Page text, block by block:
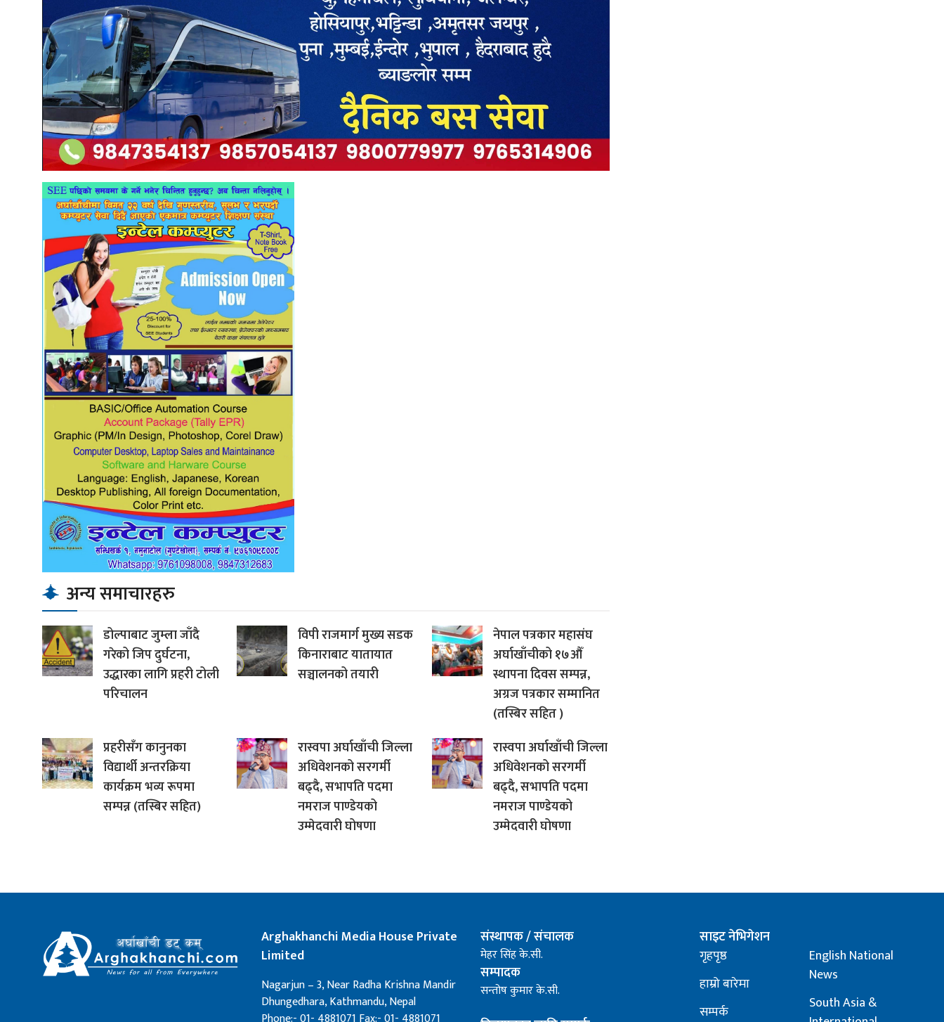
अन्य समाचारहरु
डोल्पाबाट जुम्ला जाँदै
गरेको जिप दुर्घटना,
उद्धारका लागि प्रहरी टोली
परिचालन
विपी राजमार्ग मुख्य सडक
किनाराबाट यातायात
सञ्चालनको तयारी
नेपाल पत्रकार महासंघ
अर्घाखाँचीको १७औँ
स्थापना दिवस सम्पन्न,
अग्रज पत्रकार सम्मानित
(तस्बिर सहित )
प्रहरीसँग कानुनका
विद्यार्थी अन्तरक्रिया
कार्यक्रम भव्य रूपमा
सम्पन्न (तस्बिर सहित)
रास्वपा अर्घाखाँची जिल्ला
अधिवेशनको सरगर्मी
बढ्दै, सभापति पदमा
नमराज पाण्डेयको
उम्मेदवारी घोषणा
रास्वपा अर्घाखाँची जिल्ला
अधिवेशनको सरगर्मी
बढ्दै, सभापति पदमा
नमराज पाण्डेयको
उम्मेदवारी घोषणा
Arghakhanchi Media House Private
Limited
Nagarjun – 3, Near Radha Krishna Mandir
Dhungedhara, Kathmandu, Nepal
संस्थापक / संचालक
मेहर सिंह के.सी.
सम्पादक
सन्तोष कुमार के.सी.
साइट नेभिगेशन
गृहपृष्ठ
हाम्रो बारेमा
सम्पर्क
English National
News
South Asia &